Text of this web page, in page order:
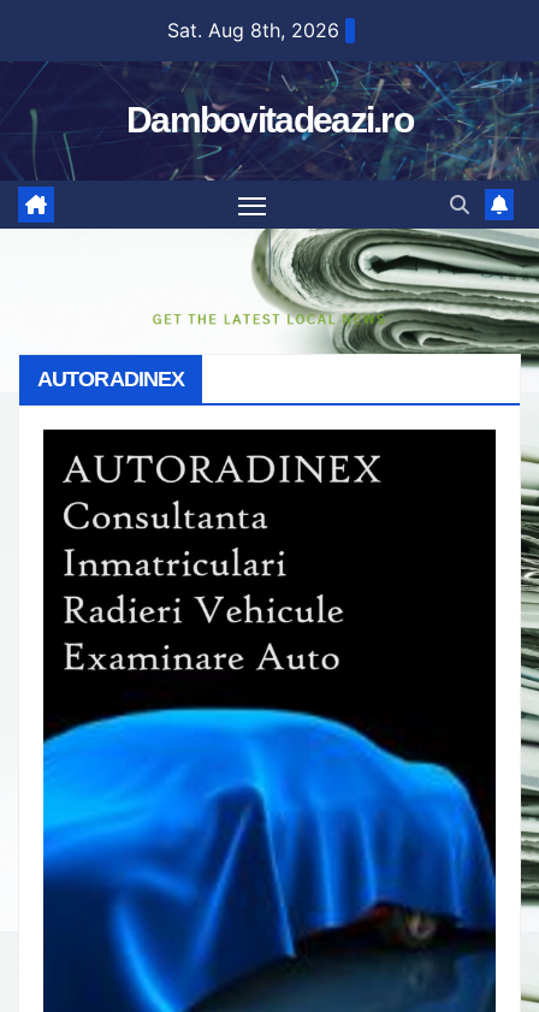
content
Sat. Aug 8th, 2026
Dambovitadeazi.ro
AUTORADINEX